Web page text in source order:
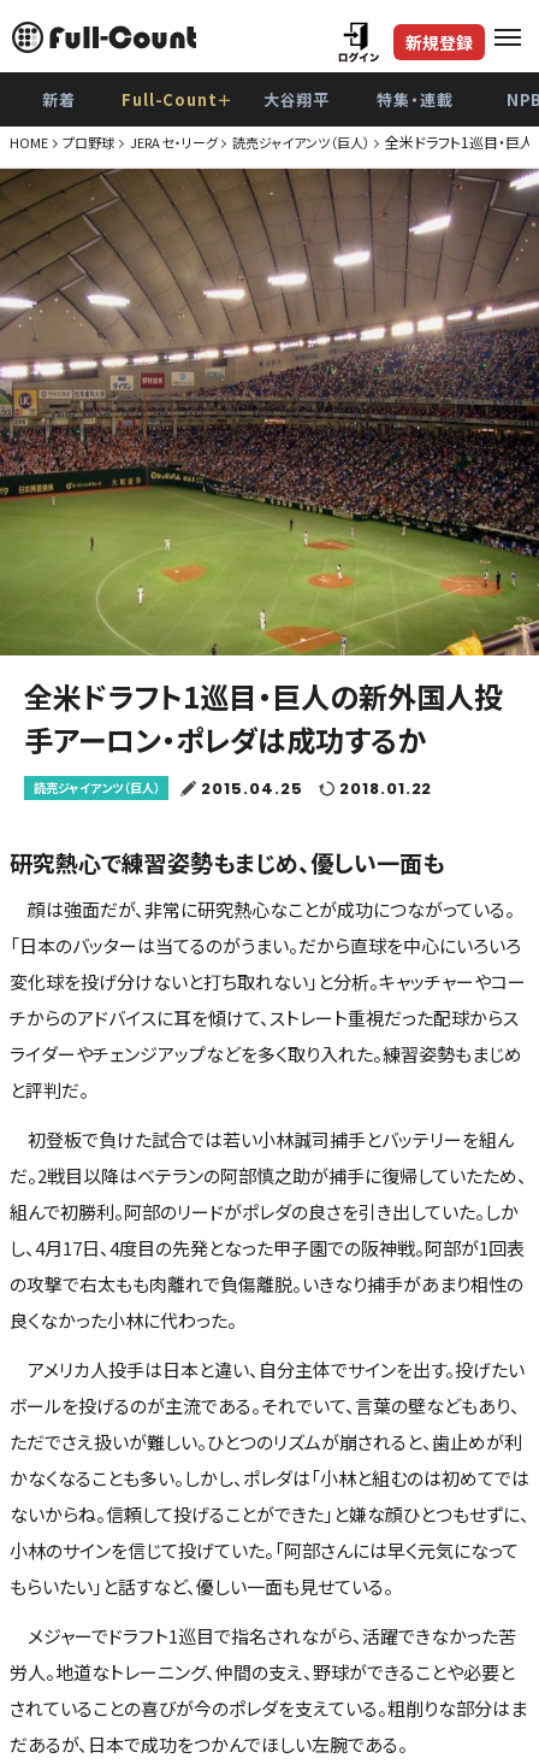
新規登録
新着 Full-Count＋ 大谷翔平 特集・連載
HOME プロ野球 JERA セ・リーグ 読売ジャイアンツ（巨人） 全米ドラフト1巡目・巨
全米ドラフト1巡目・巨人の新外国人投
手アーロン・ポレダは成功するか
読売ジャイアンツ（巨人） 2015.04.25 2018.01.22
研究熱心で練習姿勢もまじめ、優しい一面も
顔は強面だが、非常に研究熱心なことが成功につながっている。
「日本のバッターは当てるのがうまい。だから直球を中心にいろいろ
変化球を投げ分けないと打ち取れない」と分析。キャッチャーやコー
チからのアドバイスに耳を傾けて、ストレート重視だった配球からス
ライダーやチェンジアップなどを多く取り入れた。練習姿勢もまじめ
と評判だ。
初登板で負けた試合では若い小林誠司捕手とバッテリーを組ん
だ。2戦目以降はベテランの阿部慎之助が捕手に復帰していたため、
組んで初勝利。阿部のリードがポレダの良さを引き出していた。しか
し、4月17日、4度目の先発となった甲子園での阪神戦。阿部が1回表
の攻撃で右太もも肉離れで負傷離脱。いきなり捕手があまり相性の
良くなかった小林に代わった。
アメリカ人投手は日本と違い、自分主体でサインを出す。投げたい
ボールを投げるのが主流である。それでいて、言葉の壁などもあり、
ただでさえ扱いが難しい。ひとつのリズムが崩されると、歯止めが利
かなくなることも多い。しかし、ポレダは「小林と組むのは初めてでは
ないからね。信頼して投げることができた」と嫌な顔ひとつもせずに、
小林のサインを信じて投げていた。「阿部さんには早く元気になって
もらいたい」と話すなど、優しい一面も見せている。
メジャーでドラフト1巡目で指名されながら、活躍できなかった苦
労人。地道なトレーニング、仲間の支え、野球ができることや必要と
されていることの喜びが今のポレダを支えている。粗削りな部分はま
だあるが、日本で成功をつかんでほしい左腕である。